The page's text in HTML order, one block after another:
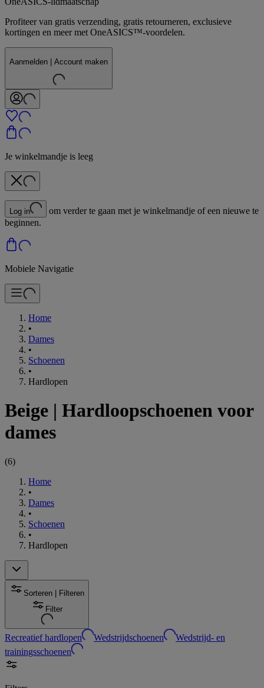
Profiteer van gratis verzending, gratis retourneren, exclusieve
kortingen en meer met OneASICS™-voordelen.
Aanmelden | Account maken
Je winkelmandje is leeg
Log in
om verder te gaan met je winkelmandje of een nieuwe te
beginnen.
Mobiele Navigatie
Home
•
Dames
•
Schoenen
•
Hardlopen
Beige | Hardloopschoenen voor
dames
(6)
Home
•
Dames
•
Schoenen
•
Hardlopen
Sorteren | Filteren
Filter
Recreatief hardlopen Wedstrijdschoenen
Wedstrijd- en
trainingsschoenen